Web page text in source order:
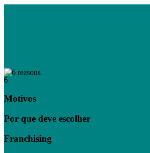
6
Motivos
Por que deve escolher
Franchising